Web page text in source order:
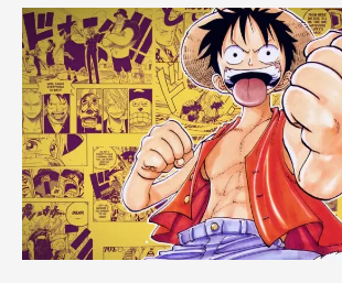
Apesar
de
prisões
e
processos
recentes,
a
pirataria
de